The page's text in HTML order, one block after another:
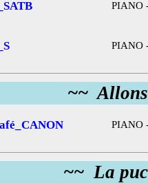
PIANO
PIANO
~~
PIANO
~~ La